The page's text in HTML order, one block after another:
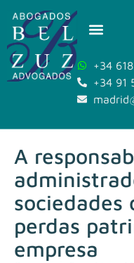
+34
+34 91
A
sociedades
perdas
empresa